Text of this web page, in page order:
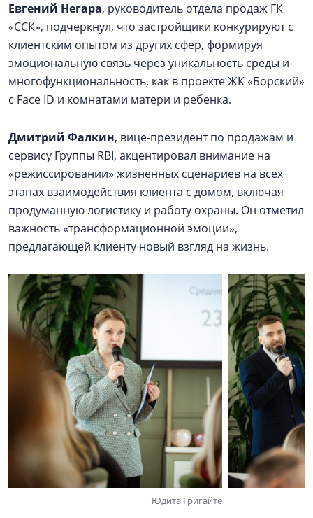
Евгений Негара, руководитель отдела продаж ГК
«ССК», подчеркнул, что застройщики конкурируют с
клиентским опытом из других сфер, формируя
эмоциональную связь через уникальность среды и
многофункциональность, как в проекте ЖК «Борский»
с Face ID и комнатами матери и ребенка.
Дмитрий Фалкин, вице-президент по продажам и
сервису Группы RBI, акцентировал внимание на
«режиссировании» жизненных сценариев на всех
этапах взаимодействия клиента с домом, включая
продуманную логистику и работу охраны. Он отметил
важность «трансформационной эмоции»,
предлагающей клиенту новый взгляд на жизнь.
Юдита Григайте